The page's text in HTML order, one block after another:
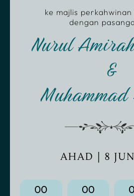
ke majlis
dengan
Nurul
&
AHAD | 8
00 00